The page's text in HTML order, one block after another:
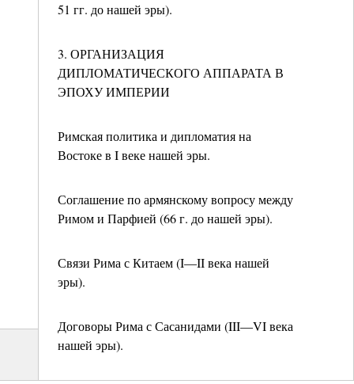
51 гг. до нашей эры).
3. ОРГАНИЗАЦИЯ
ДИПЛОМАТИЧЕСКОГО АППАРАТА В
ЭПОХУ ИМПЕРИИ
Римская политика и дипломатия на
Востоке в I веке нашей эры.
Соглашение по армянскому вопросу между
Римом и Парфией (66 г. до нашей эры).
Связи Рима с Китаем (I—II века нашей
эры).
Договоры Рима с Сасанидами (III—VI века
нашей эры).